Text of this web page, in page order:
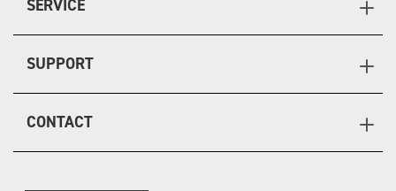
SERVICE
SUPPORT
CONTACT